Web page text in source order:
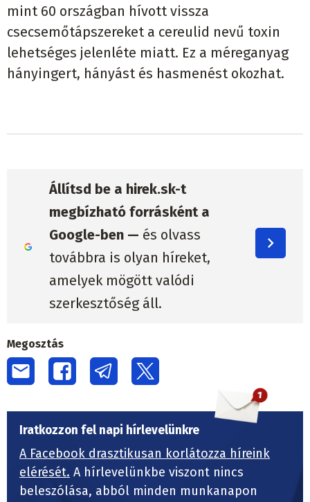
mint 60 országban hívott vissza
csecsemőtápszereket a cereulid nevű toxin
lehetséges jelenléte miatt. Ez a méreganyag
hányingert, hányást és hasmenést okozhat.
Állítsd be a hirek.sk-t
megbízható forrásként a
Google-ben — és olvass
továbbra is olyan híreket,
amelyek mögött valódi
szerkesztőség áll.
Megosztás
Iratkozzon fel napi hírlevelünkre
A Facebook drasztikusan korlátozza híreink
elérését. A hírlevelünkbe viszont nincs
beleszólása, abból minden munkanapon